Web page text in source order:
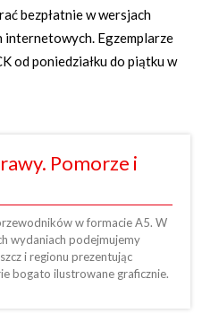
bezpłatnie w wersjach
Egzemplarze
od poniedziałku do piątku w
Pomorze i
w formacie A5. W
wydaniach podejmujemy
i regionu prezentując
bogato ilustrowane graficznie.